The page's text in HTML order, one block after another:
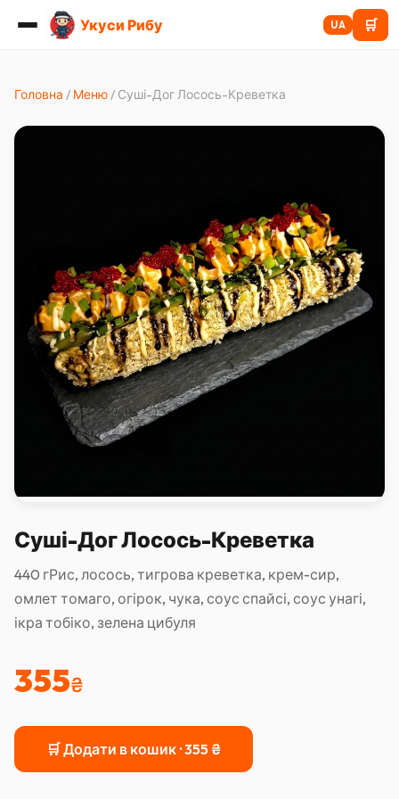
Укуси Рибу UA 🛒
Головна / Меню/ Суші-Дог Лосось-Креветка
Суші-Дог Лосось-Креветка
440 гРис, лосось, тигрова креветка, крем-сир,
омлет томаго, огірок, чука, соус спайсі, соус унагі,
ікра тобіко, зелена цибуля
355₴
🛒 Додати в кошик ·355 ₴